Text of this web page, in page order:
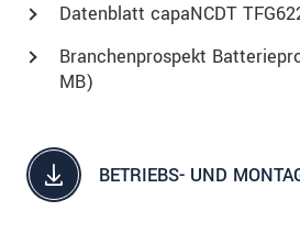
Datenblatt capaNCDT
Branchenprospekt
MB)
BETRIEBS- UND